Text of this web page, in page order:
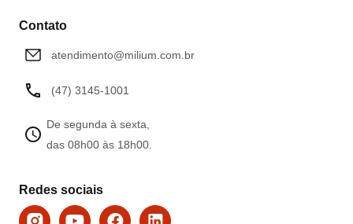
Contato
atendimento@milium.com.br
(47) 3145-1001
De segunda à sexta,
das 08h00 às 18h00.
Redes sociais